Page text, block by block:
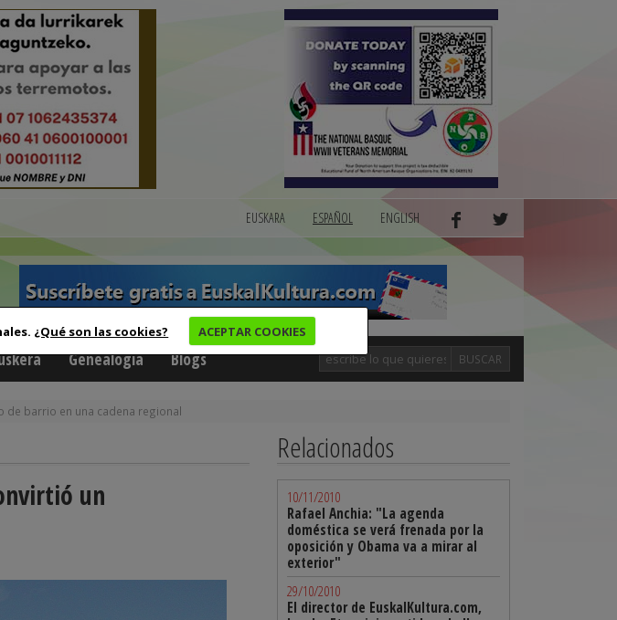
¿Qué son las cookies? ACEPTAR COOKIES
EUSKARA ESPAÑOL ENGLISH
Genealogía Blogs BUSCAR
de barrio en una cadena regional
un
Relacionados
10/11/2010
Rafael Anchia: "La agenda
doméstica se verá frenada por la
oposición y Obama va a mirar al
exterior"
29/10/2010
El director de EuskalKultura.com,